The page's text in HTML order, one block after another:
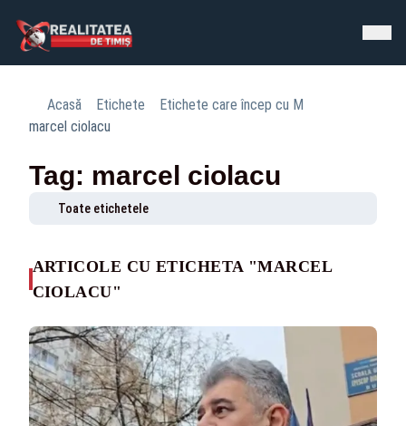
Acasă Etichete
Etichete care încep cu M
marcel ciolacu
Tag: marcel ciolacu
Toate etichetele
ARTICOLE CU ETICHETA "MARCEL
CIOLACU"